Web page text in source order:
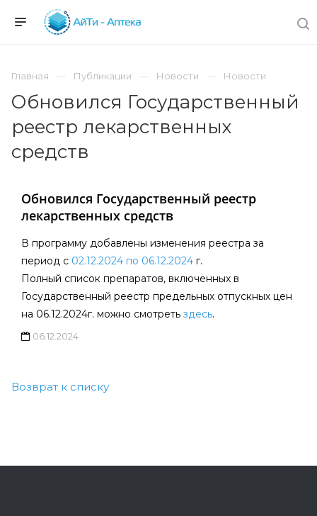
Главная Публикации Новости Новости
Обновился Государственный
реестр лекарственных
средств
Обновился Государственный реестр
лекарственных средств
В программу добавлены изменения реестра за
период c 02.12.2024 по 06.12.2024 г.
Полный список препаратов, включенных в
Государственный реестр предельных отпускных цен
на 06.12.2024г. можно смотреть здесь.
06.12.2024
Возврат к списку